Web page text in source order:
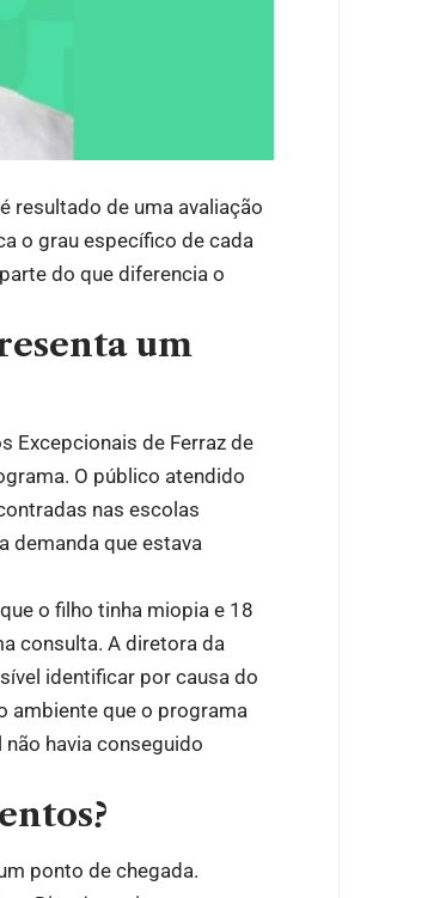
resultado de uma avaliação
o grau específico de cada
do que diferencia o
um
Excepcionais de Ferraz de
O público atendido
nas escolas
demanda que estava
o filho tinha miopia e 18
consulta. A diretora da
identificar por causa do
ambiente que o programa
havia conseguido
ponto de chegada.